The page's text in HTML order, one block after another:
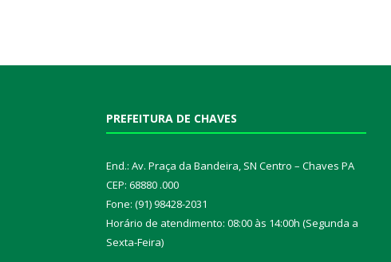
PREFEITURA DE CHAVES
End.: Av. Praça da Bandeira, SN Centro – Chaves PA
CEP: 68880 .000
Fone: (91) 98428-2031
Horário de atendimento: 08:00 às 14:00h (Segunda a
Sexta-Feira)